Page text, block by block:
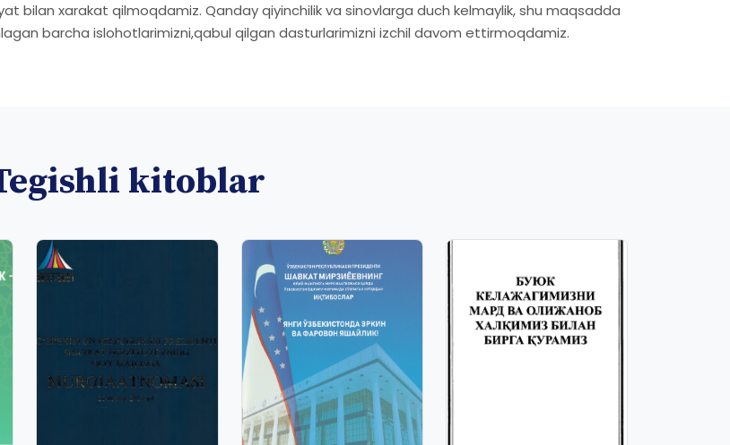
bilan xarakat qilmoqdamiz. Qanday qiyinchilik va sinovlarga duch kelmaylik, shu maqsadda
barcha islohotlarimizni,qabul qilgan dasturlarimizni izchil davom ettirmoqdamiz.
kitoblar